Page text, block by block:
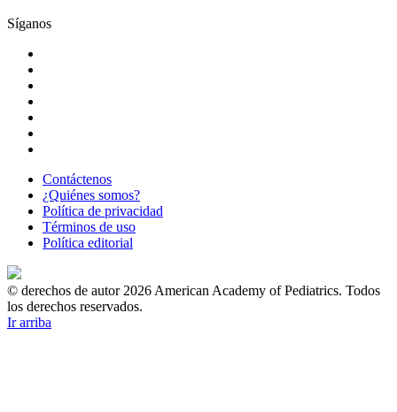
Síganos
Contáctenos
¿Quiénes somos?
Política de privacidad
Términos de uso
Política editorial
© derechos de autor 2026 American Academy of Pediatrics. Todos
los derechos reservados.
Ir arriba